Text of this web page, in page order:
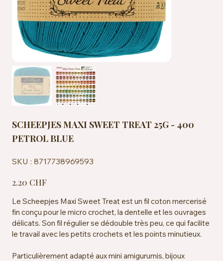
SCHEEPJES MAXI SWEET TREAT 25G - 400
PETROL BLUE
SKU : 8717738969593
8717738969593
2.20 CHF
Le Scheepjes Maxi Sweet Treat est un fil coton mercerisé
fin conçu pour le micro crochet, la dentelle et les ouvrages
délicats. Son fil régulier se dédouble très peu, ce qui facilite
le travail avec les petits crochets et les points minutieux.
Particulièrement adapté aux mini amigurumis, bijoux